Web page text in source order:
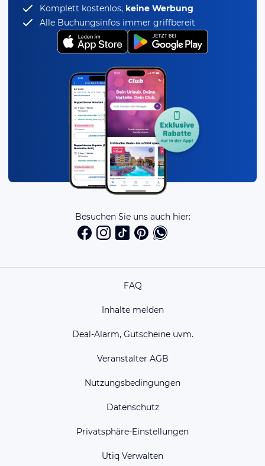
Komplett kostenlos, keine Werbung
Alle Buchungsinfos immer griffbereit
Besuchen Sie uns auch hier:
FAQ
Inhalte melden
Deal-Alarm, Gutscheine uvm.
Veranstalter AGB
Nutzungsbedingungen
Datenschutz
Privatsphäre-Einstellungen
Utiq Verwalten